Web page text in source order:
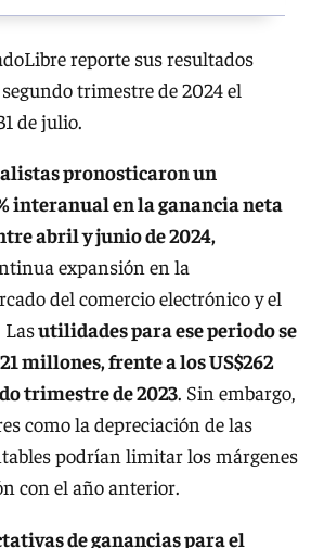
reporte sus resultados
trimestre de 2024 el
de julio.
pronosticaron un
interanual en la ganancia neta
abril y junio de 2024,
expansión en la
del comercio electrónico y el
Lasutilidades para ese periodo se
millones, frente a los US$262
trimestre de 2023. Sin embargo,
como la depreciación de las
podrían limitar los márgenes
con el año anterior.
de ganancias para el